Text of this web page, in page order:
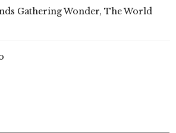
Gathering Wonder, The World